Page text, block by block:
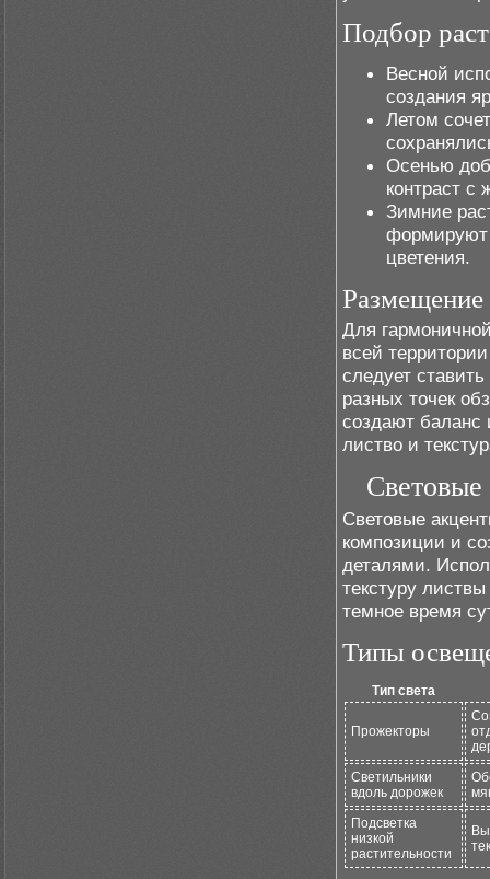
Подбор
Весной
создания
Летом
Осенью
контраст с
Зимние
формируют
цветения.
Размещение
Для
всей
следует
разных точек
создают баланс
листво и
Световые
композиции и
деталями.
текстуру
темное время
Типы
Тип света
Прожекторы
Светильники
вдоль дорожек
Подсветка
низкой
растительности